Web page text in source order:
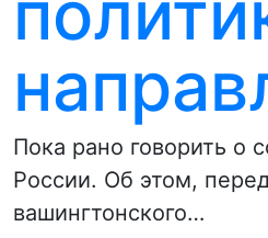
Пока рано говорить о
России. Об этом,
вашингтонского…